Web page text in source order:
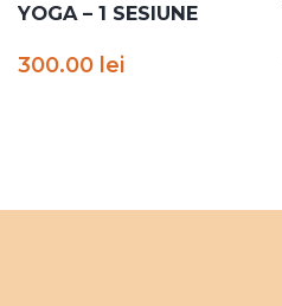
YOGA – 1 SESIUNE
300.00 lei